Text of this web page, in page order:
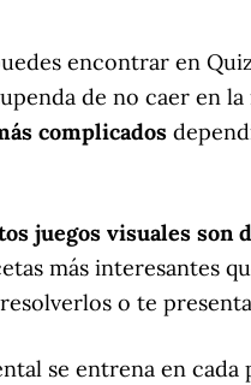
encontrar en
de no caer en
complicados
juegos visuales son
más interesantes
o te
se entrena en